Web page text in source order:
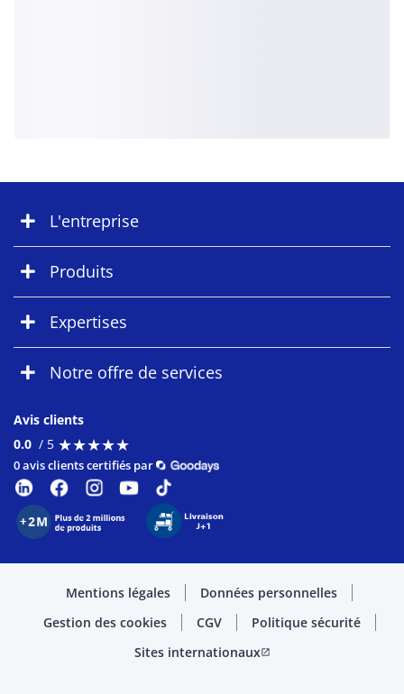
L'entreprise
Produits
Expertises
Notre offre de services
Avis clients
0.0 / 5 ★★★★★
★★★★★
0 avis clients certifiés par
Mentions légales
Données personnelles
Gestion des cookies
CGV
Politique sécurité
Sites internationauxopen_in_new